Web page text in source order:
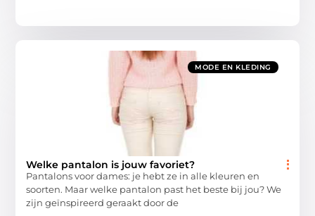
MODE EN KLEDING
Welke pantalon is jouw favoriet?
Pantalons voor dames: je hebt ze in alle kleuren en
soorten. Maar welke pantalon past het beste bij jou? We
zijn geïnspireerd geraakt door de